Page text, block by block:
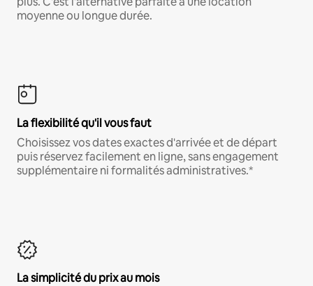
moyenne ou longue durée.
La flexibilité qu'il vous faut
Choisissez vos dates exactes d'arrivée et de départ
puis réservez facilement en ligne, sans engagement
supplémentaire ni formalités administratives.*
La simplicité du prix au mois